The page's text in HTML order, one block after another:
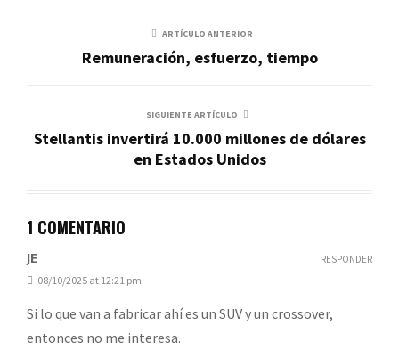
ARTÍCULO ANTERIOR
Remuneración, esfuerzo, tiempo
SIGUIENTE ARTÍCULO
Stellantis invertirá 10.000 millones de dólares
en Estados Unidos
1 COMENTARIO
JE
08/10/2025 at 12:21 pm
Si lo que van a fabricar ahí es un SUV y un crossover,
entonces no me interesa.
RESPONDER